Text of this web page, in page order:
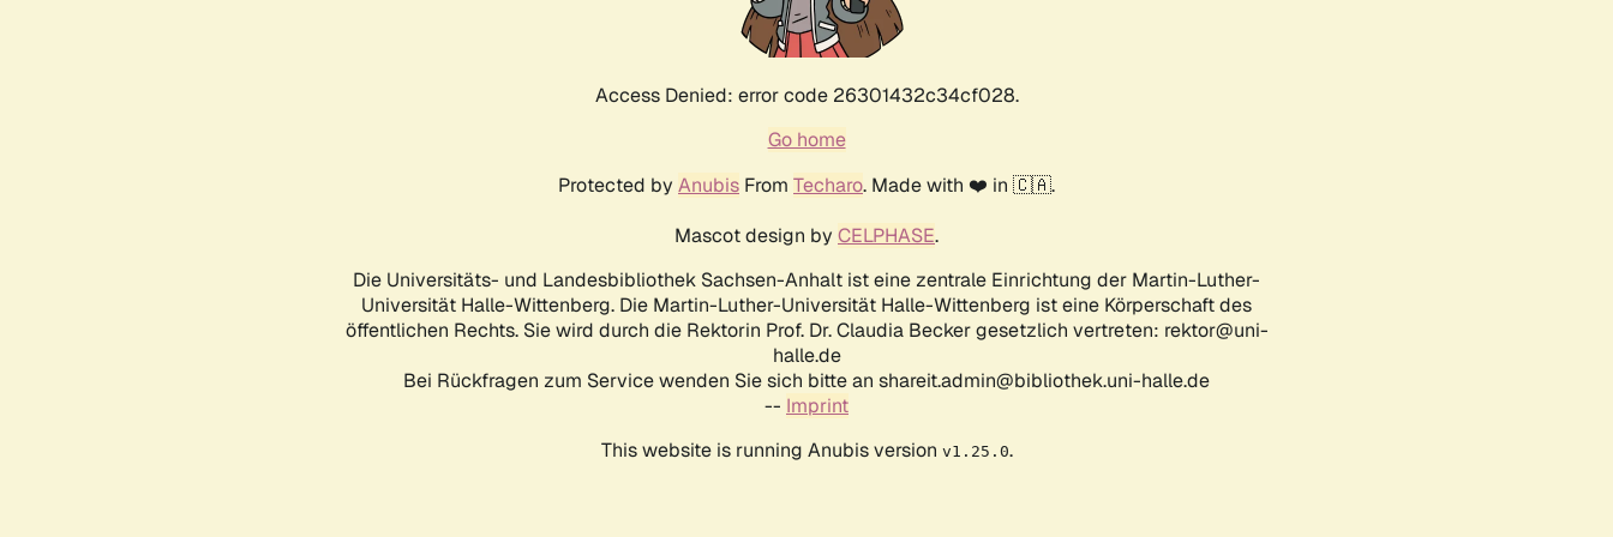
Access Denied: error code 26301432c34cf028.
Go home
Protected by Anubis From Techaro. Made with ❤️ in 🇨🇦.
Mascot design by CELPHASE.
Die Universitäts- und Landesbibliothek Sachsen-Anhalt ist eine zentrale Einrichtung der Martin-Luther-
Universität Halle-Wittenberg. Die Martin-Luther-Universität Halle-Wittenberg ist eine Körperschaft des
öffentlichen Rechts. Sie wird durch die Rektorin Prof. Dr. Claudia Becker gesetzlich vertreten: rektor@uni-
halle.de
Bei Rückfragen zum Service wenden Sie sich bitte an shareit.admin@bibliothek.uni-halle.de
-- Imprint
This website is running Anubis version v1.25.0.